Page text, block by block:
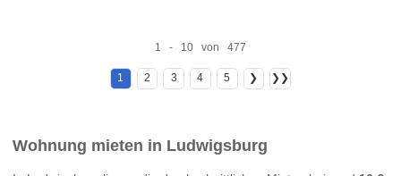
1 - 10 von 477
1 2 3 4 5 ❯ ❯❯
Wohnung mieten in Ludwigsburg